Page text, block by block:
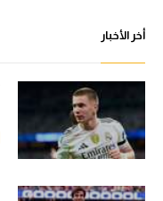
أخر الأخبار